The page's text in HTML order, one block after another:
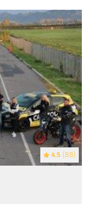
4.5 (88)